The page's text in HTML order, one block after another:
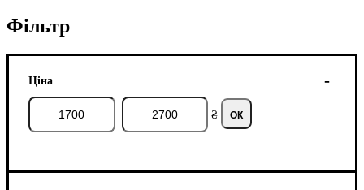
Фільтр
Ціна
₴ ОК